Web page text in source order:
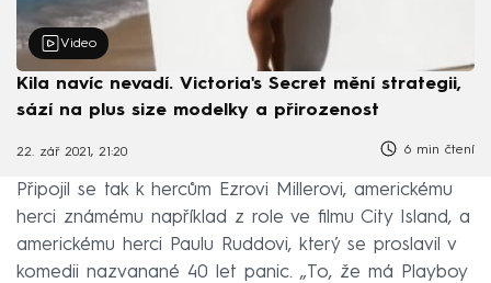
Video
Kila navíc nevadí. Victoria's Secret mění strategii,
sází na plus size modelky a přirozenost
22. zář 2021, 21:20 6 min čtení
Připojil se tak k hercům Ezrovi Millerovi, americkému
herci známému například z role ve filmu City Island, a
americkému herci Paulu Ruddovi, který se proslavil v
komedii nazvanané 40 let panic. „To, že má Playboy